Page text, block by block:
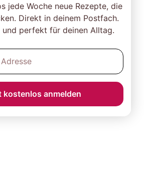
jede Woche neue Rezepte, die
Direkt in deinem Postfach.
und perfekt für deinen Alltag.
kostenlos anmelden